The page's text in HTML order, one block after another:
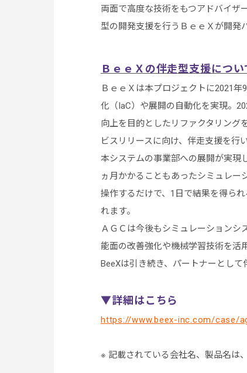
両面で高度な技術をもつアドバイザ
型の開発支援を行うＢｅｅＸが開発
ＢｅｅＸの伴走型支援につい
ＢｅｅＸは本プロジェクトに2021
化（IaC）や展開の自動化を実現。
向上を目的としたリファクタリング
ビスリリースに向け、伴走支援を行
本システムの事業部への展開が実現
ヵ月かかることもあったシミュレー
操作するだけで、1日で結果を得ら
れます。
ＡＧＣは今後もシミュレーションシ
能面の改善強化や機械学習技術を活
BeeXは引き続き、パートナーとして
▼詳細はこちら
https://www.beex-inc.com/case/
※ 記載されている会社名、製品名は